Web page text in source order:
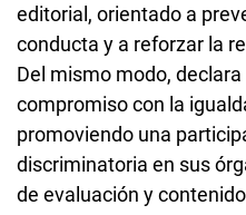
editorial, orientado a
conducta y a reforzar la
Del mismo modo,
compromiso con la
promoviendo una
discriminatoria en sus
de evaluación y